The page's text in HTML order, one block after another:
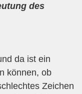
des
da ist ein
können, ob
Zeichen